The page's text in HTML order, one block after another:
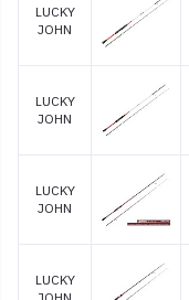
LUCKY
JOHN
LUCKY
JOHN
LUCKY
JOHN
LUCKY